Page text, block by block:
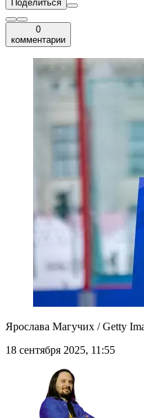
Поделиться
0
комментарии
Ярослава Магучих / Getty
18 сентября 2025, 11:55